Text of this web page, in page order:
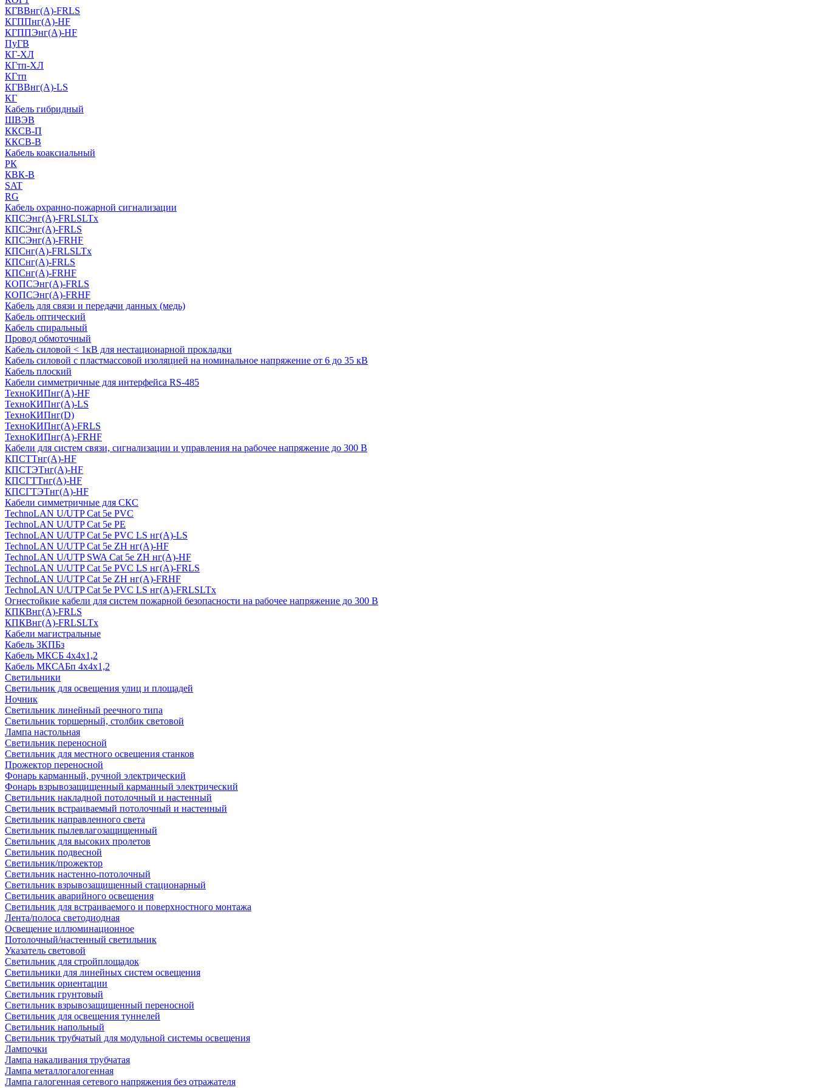
КГВВнг(А)-FRLS
КГППнг(A)-HF
КГППЭнг(A)-HF
ПуГВ
КГ-ХЛ
КГтп-ХЛ
КГтп
КГВВнг(А)-LS
КГ
Кабель гибридный
ШВЭВ
ККСВ-П
ККСВ-В
Кабель коаксиальный
РК
КВК-В
SAT
RG
Кабель охранно-пожарной сигнализации
КПСЭнг(А)-FRLSLTx
КПСЭнг(А)-FRLS
КПСЭнг(А)-FRHF
КПСнг(А)-FRLSLTx
КПСнг(А)-FRLS
КПСнг(А)-FRHF
КОПСЭнг(А)-FRLS
КОПСЭнг(А)-FRHF
Кабель для связи и передачи данных (медь)
Кабель оптический
Кабель спиральный
Провод обмоточный
Кабель силовой < 1кВ для нестационарной прокладки
Кабель силовой с пластмассовой изоляцией на номинальное напряжение от 6 до 35 кВ
Кабель плоский
Кабели симметричные для интерфейса RS-485
ТеxноКИПнг(A)-HF
ТеxноКИПнг(A)-LS
ТеxноКИПнг(D)
ТехноКИПнг(A)-FRLS
ТехноКИПнг(A)-FRHF
Кабели для систем связи, сигнализации и управления на рабочее напряжение до 300 В
КПСТТнг(A)-HF
КПСТЭТнг(A)-HF
КПСГТТнг(A)-HF
КПСГТЭТнг(A)-HF
Кабели симметричные для СКС
TechnoLAN U/UTP Cat 5e PVC
TechnoLAN U/UTP Cat 5e PE
TechnoLAN U/UTP Cat 5e PVC LS нг(A)-LS
TechnoLAN U/UTP Cat 5e ZH нг(A)-HF
TechnoLAN U/UTP SWA Cat 5e ZH нг(A)-HF
TechnoLAN U/UTP Cat 5e PVC LS нг(A)-FRLS
TechnoLAN U/UTP Cat 5e ZH нг(A)-FRHF
TechnoLAN U/UTP Cat 5e PVC LS нг(A)-FRLSLTx
Огнестойкие кабели для систем пожарной безопасности на рабочее напряжение до 300 В
КПКВнг(A)-FRLS
КПКВнг(A)-FRLSLTx
Кабели магистральные
Кабель ЗКПБз
Кабель МКСБ 4х4х1,2
Кабель МКСАБп 4х4х1,2
Светильники
Светильник для освещения улиц и площадей
Ночник
Светильник линейный реечного типа
Светильник торшерный, столбик световой
Лампа настольная
Светильник переносной
Светильник для местного освещения станков
Прожектор переносной
Фонарь карманный, ручной электрический
Фонарь взрывозащищенный карманный электрический
Светильник накладной потолочный и настенный
Светильник встраиваемый потолочный и настенный
Светильник направленного света
Светильник пылевлагозащищенный
Светильник для высоких пролетов
Светильник подвесной
Светильник/прожектор
Светильник настенно-потолочный
Светильник взрывозащищенный стационарный
Светильник аварийного освещения
Светильник для встраиваемого и поверхностного монтажа
Лента/полоса светодиодная
Освещение иллюминационное
Потолочный/настенный светильник
Указатель световой
Светильник для стройплощадок
Светильники для линейных систем освещения
Светильник ориентации
Светильник грунтовый
Светильник взрывозащищенный переносной
Светильник для освещения туннелей
Светильник напольный
Светильник трубчатый для модульной системы освещения
Лампочки
Лампа накаливания трубчатая
Лампа металлогалогенная
Лампа галогенная сетевого напряжения без отражателя